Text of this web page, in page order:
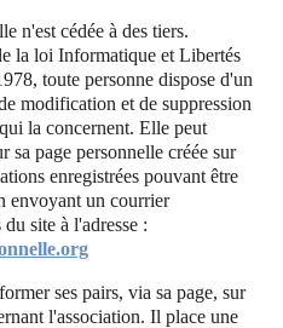
n'est cédée à des tiers.
la loi Informatique et Libertés
toute personne dispose d'un
modification et de suppression
la concernent. Elle peut
sa page personnelle créée sur
enregistrées pouvant être
envoyant un courrier
site à l'adresse :
ses pairs, via sa page, sur
l'association. Il place une